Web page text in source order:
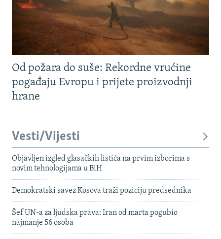
Od požara do suše: Rekordne vrućine
pogađaju Evropu i prijete proizvodnji
hrane
Vesti/Vijesti
Objavljen izgled glasačkih listića na prvim izborima s
novim tehnologijama u BiH
Demokratski savez Kosova traži poziciju predsednika
Šef UN-a za ljudska prava: Iran od marta pogubio
najmanje 56 osoba